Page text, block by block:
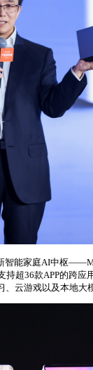
能家庭AI中枢
超36款APP的跨
云游戏以及本地